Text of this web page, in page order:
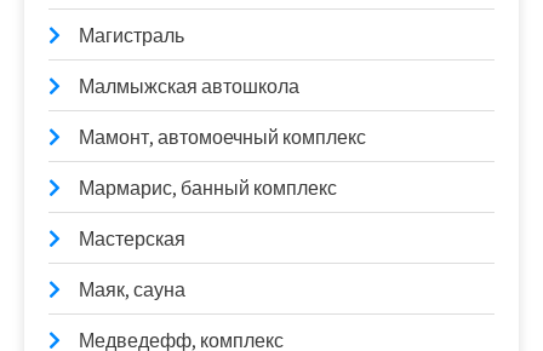
Магистраль
Малмыжская автошкола
Мамонт, автомоечный комплекс
Мармарис, банный комплекс
Мастерская
Маяк, сауна
Медведефф, комплекс